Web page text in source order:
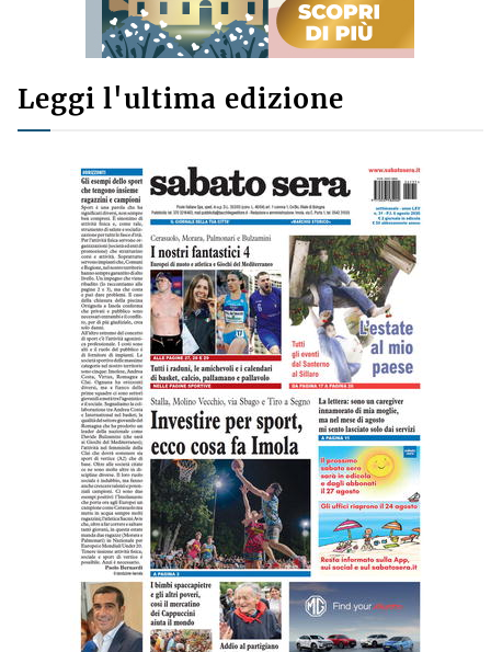
Leggi l'ultima edizione